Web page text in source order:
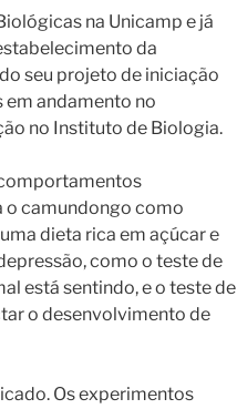
na Unicamp e já
da
seu projeto de iniciação
andamento no
no Instituto de Biologia.
o camundongo como
dieta rica em açúcar e
como o teste de
está sentindo, e o teste de
o desenvolvimento de
Os experimentos